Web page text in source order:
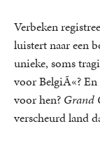
Verbeken
luistert naar een
unieke, soms
voor BelgiÃ«?
voor hen? Grand
verscheurd land